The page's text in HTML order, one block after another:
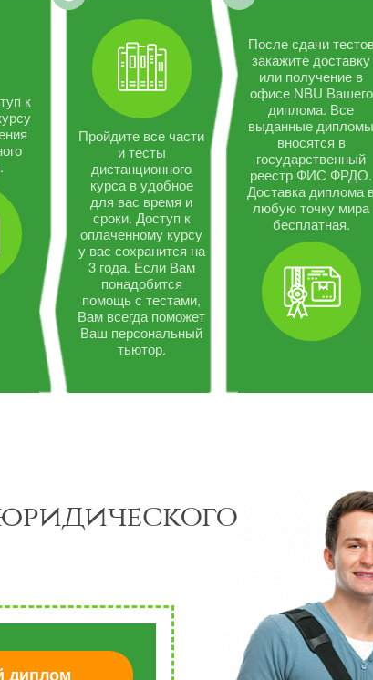
к
Пройдите все части
и тесты
дистанционного
курса в удобное
для вас время и
сроки. Доступ к
оплаченному курсу
у вас сохранится на
3 года. Если Вам
понадобится
помощь с тестами,
Вам всегда поможет
Ваш персональный
тьютор.
После сдачи
закажите доставку
или получение в
офисе NBU Вашего
диплома. Все
выданные дипломы
вносятся в
государственный
реестр ФИС ФРДО.
Доставка диплома
любую точку мира
бесплатная.
диплом